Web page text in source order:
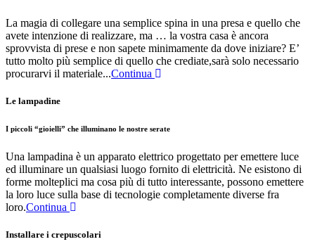
La magia di collegare una semplice spina in una presa e quello che
avete intenzione di realizzare, ma … la vostra casa è ancora
sprovvista di prese e non sapete minimamente da dove iniziare? E’
tutto molto più semplice di quello che crediate,sarà solo necessario
procurarvi il materiale...Continua
Le lampadine
I piccoli “gioielli” che illuminano le nostre serate
Una lampadina è un apparato elettrico progettato per emettere luce
ed illuminare un qualsiasi luogo fornito di elettricità. Ne esistono di
forme molteplici ma cosa più di tutto interessante, possono emettere
la loro luce sulla base di tecnologie completamente diverse fra
loro.Continua
Installare i crepuscolari